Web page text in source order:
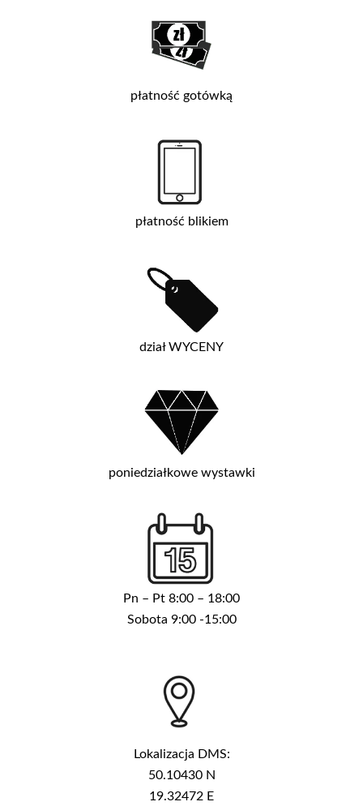
płatność gotówką
płatność blikiem
dział WYCENY
poniedziałkowe wystawki
Pn – Pt 8:00 – 18:00
Sobota 9:00 -15:00
Lokalizacja DMS:
50.10430 N
19.32472 E